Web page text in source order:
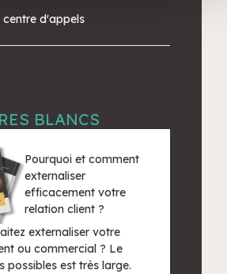
centre d'appels
BLANCS
Pourquoi et comment
externaliser
efficacement votre
relation client ?
externaliser votre
ou commercial ? Le
possibles est très large.